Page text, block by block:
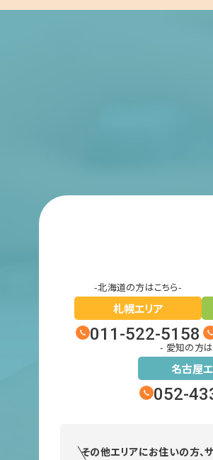
-北海道の方はこちら-
札幌エリア
011-522-5158
- 愛知の方は
名古屋
052-
その他エリアにお住いの方、